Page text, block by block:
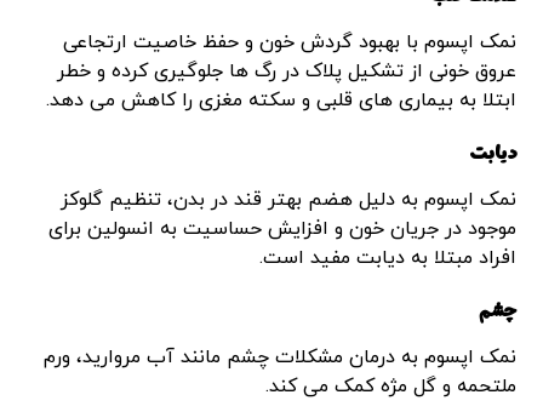
نمک اپسوم با بهبود گردش خون و حفظ خاصیت ارتجاعی
عروق خونی از تشکیل پلاک در رگ ها جلوگیری کرده و خطر
ابتلا به بیماری های قلبی و سکته مغزی را کاهش می دهد.
دیابت
نمک اپسوم به دلیل هضم بهتر قند در بدن، تنظیم گلوکز
موجود در جریان خون و افزایش حساسیت به انسولین برای
افراد مبتلا به دیابت مفید است.
چشم
نمک اپسوم به درمان مشکلات چشم مانند آب مروارید، ورم
ملتحمه و گل مژه کمک می کند.